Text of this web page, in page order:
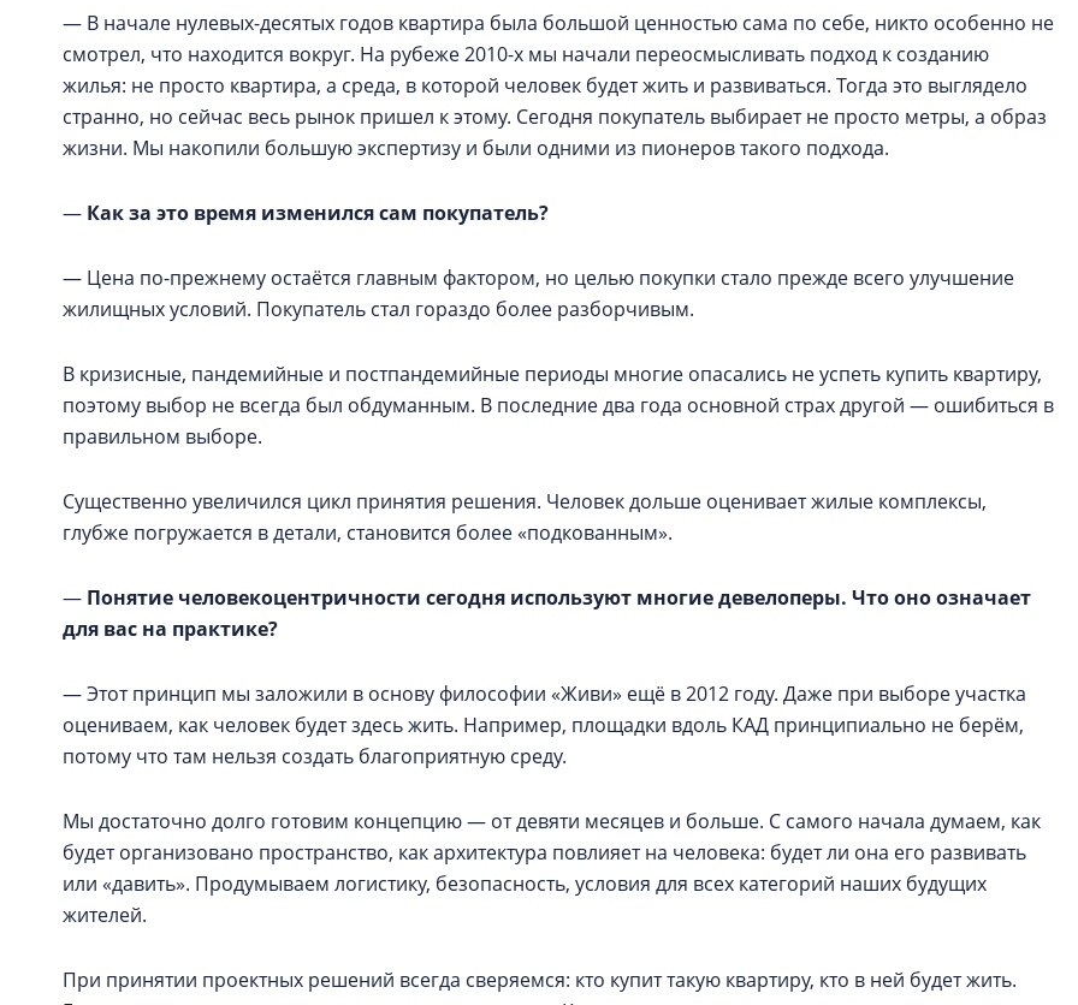
— В начале нулевых-десятых годов квартира была большой ценностью сама по себе, никто особенно не
смотрел, что находится вокруг. На рубеже 2010-х мы начали переосмысливать подход к созданию
жилья: не просто квартира, а среда, в которой человек будет жить и развиваться. Тогда это выглядело
странно, но сейчас весь рынок пришел к этому. Сегодня покупатель выбирает не просто метры, а образ
жизни. Мы накопили большую экспертизу и были одними из пионеров такого подхода.
— Как за это время изменился сам покупатель?
— Цена по-прежнему остаётся главным фактором, но целью покупки стало прежде всего улучшение
жилищных условий. Покупатель стал гораздо более разборчивым.
В кризисные, пандемийные и постпандемийные периоды многие опасались не успеть купить квартиру,
поэтому выбор не всегда был обдуманным. В последние два года основной страх другой — ошибиться в
правильном выборе.
Существенно увеличился цикл принятия решения. Человек дольше оценивает жилые комплексы,
глубже погружается в детали, становится более «подкованным».
— Понятие человекоцентричности сегодня используют многие девелоперы. Что оно означает
для вас на практике?
— Этот принцип мы заложили в основу философии «Живи» ещё в 2012 году. Даже при выборе участка
оцениваем, как человек будет здесь жить. Например, площадки вдоль КАД принципиально не берём,
потому что там нельзя создать благоприятную среду.
Мы достаточно долго готовим концепцию — от девяти месяцев и больше. С самого начала думаем, как
будет организовано пространство, как архитектура повлияет на человека: будет ли она его развивать
или «давить». Продумываем логистику, безопасность, условия для всех категорий наших будущих
жителей.
При принятии проектных решений всегда сверяемся: кто купит такую квартиру, кто в ней будет жить.